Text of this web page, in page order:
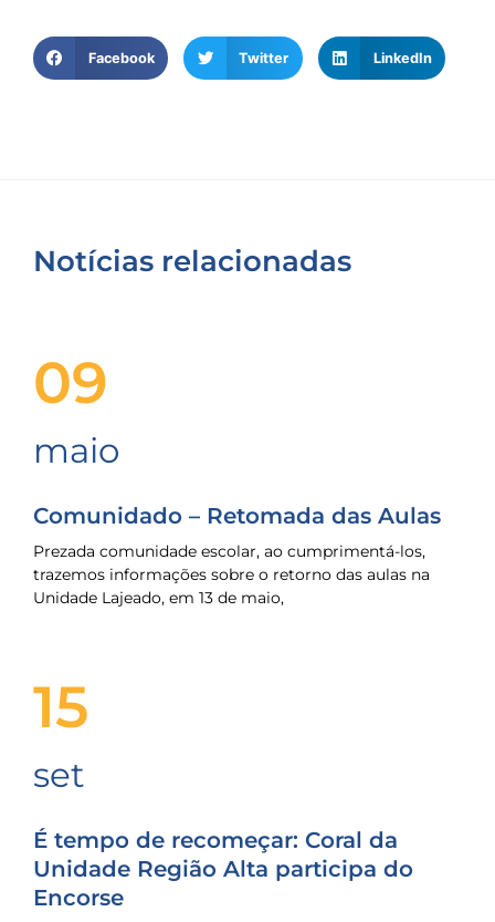
Facebook Twitter LinkedIn
Notícias relacionadas
09
maio
Comunidado – Retomada das Aulas
Prezada comunidade escolar, ao cumprimentá-los,
trazemos informações sobre o retorno das aulas na
Unidade Lajeado, em 13 de maio,
15
set
É tempo de recomeçar: Coral da
Unidade Região Alta participa do
Encorse